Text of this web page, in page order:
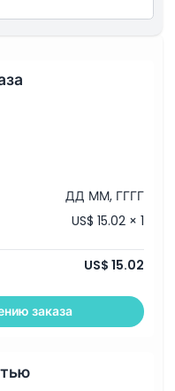
ДД ММ, ГГГГ
US$ 15.02 × 1
US$ 15.02
заказа